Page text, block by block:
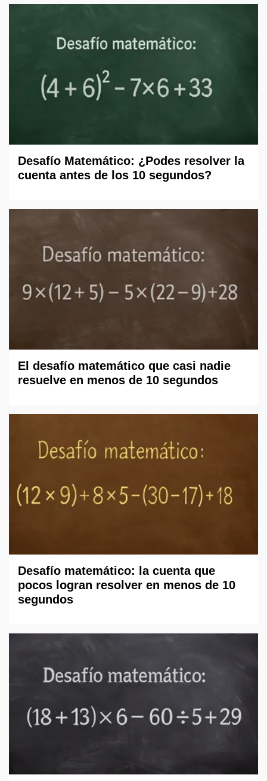
Desafío Matemático: ¿Podes resolver la
cuenta antes de los 10 segundos?
El desafío matemático que casi nadie
resuelve en menos de 10 segundos
Desafío matemático: la cuenta que
pocos logran resolver en menos de 10
segundos